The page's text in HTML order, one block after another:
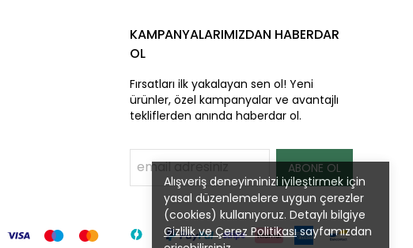
Alışveriş deneyiminizi iyileştirmek için
yasal düzenlemelere uygun çerezler
(cookies) kullanıyoruz. Detaylı bilgiye
Gizlilik ve Çerez Politikasısayfamızdan
KAMPANYALARIMIZDAN HABERDAR
OL
Fırsatları ilk yakalayan sen ol! Yeni
ürünler, özel kampanyalar ve avantajlı
tekliflerden anında haberdar ol.
ABONE OL